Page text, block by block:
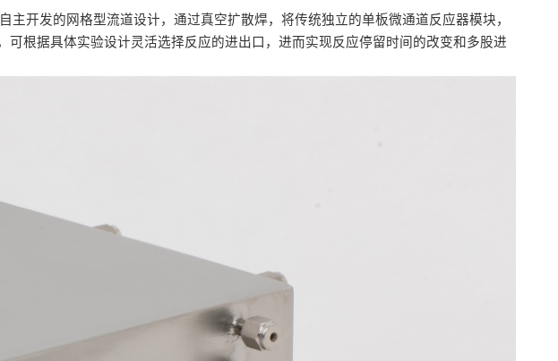
开发的网格型流道设计，通过真空扩散焊，将传统独立的单板微通道反应器模块，
根据具体实验设计灵活选择反应的进出口，进而实现反应停留时间的改变和多股进